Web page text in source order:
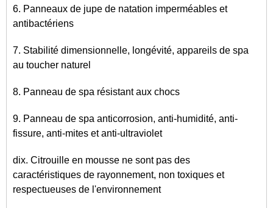
6. Panneaux de jupe de natation imperméables et
antibactériens
7. Stabilité dimensionnelle, longévité, appareils de spa
au toucher naturel
8. Panneau de spa résistant aux chocs
9. Panneau de spa anticorrosion, anti-humidité, anti-
fissure, anti-mites et anti-ultraviolet
dix. Citrouille en mousse ne sont pas des
caractéristiques de rayonnement, non toxiques et
respectueuses de l'environnement